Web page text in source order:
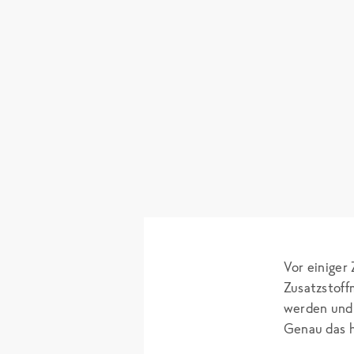
Vor einiger
werden
Genau das